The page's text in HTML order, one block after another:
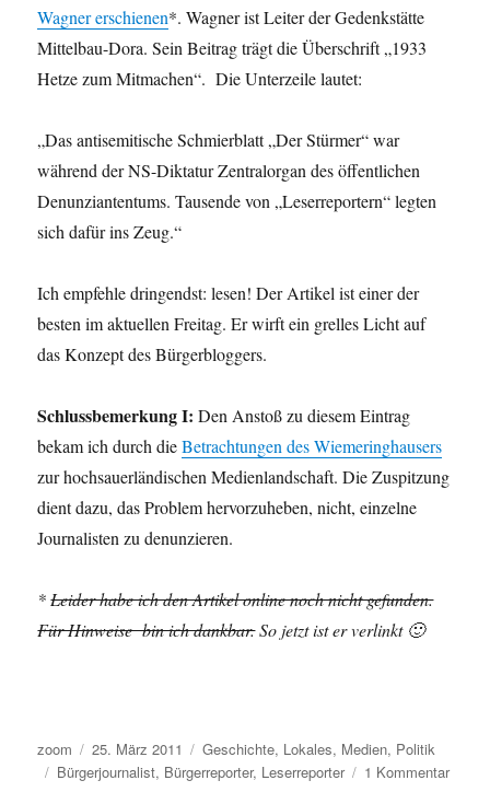
Wagner erschienen*. Wagner ist Leiter der Gedenkstätte
Mittelbau-Dora. Sein Beitrag trägt die Überschrift „1933
Hetze zum Mitmachen“. Die Unterzeile lautet:
„Das antisemitische Schmierblatt „Der Stürmer“ war
während der NS-Diktatur Zentralorgan des öffentlichen
Denunziantentums. Tausende von „Leserreportern“ legten
sich dafür ins Zeug.“
Ich empfehle dringendst: lesen! Der Artikel ist einer der
besten im aktuellen Freitag. Er wirft ein grelles Licht auf
das Konzept des Bürgerbloggers.
Schlussbemerkung I: Den Anstoß zu diesem Eintrag
bekam ich durch dieBetrachtungen des Wiemeringhausers
zur hochsauerländischen Medienlandschaft. Die Zuspitzung
dient dazu, das Problem hervorzuheben, nicht, einzelne
Journalisten zu denunzieren.
*Leider habe ich den Artikel online noch nicht gefunden.
Für Hinweise bin ich dankbar.So jetzt ist er verlinkt 🙂
Autor
zoom
Veröffentlicht
am
25. März 2011 Kategorien
Geschichte, Lokales, Medien, Politik
Schlagwörter
Bürgerjournalist, Bürgerreporter, Leserreporter 1 Kommentarzu